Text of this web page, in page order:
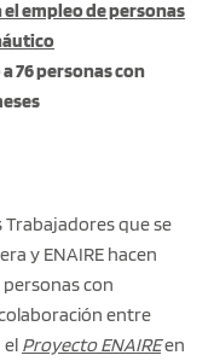
el empleo de personas
76 personas con
que se
y ENAIRE hacen
personas con
entre
el Proyecto ENAIREen